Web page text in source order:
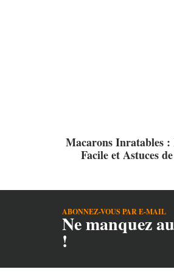
Macarons Inratables :
Facile et Astuces
ABONNEZ-VOUS PAR E-MAIL
Ne manquez
!